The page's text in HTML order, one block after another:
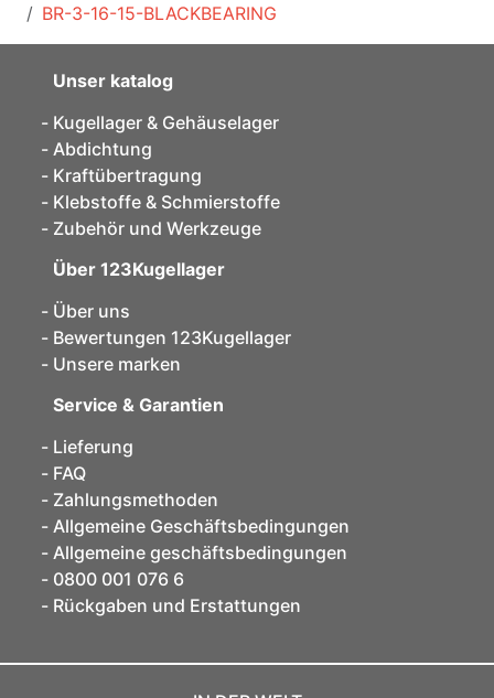
BR-3-16-15-BLACKBEARING
Unser katalog
Kugellager & Gehäuselager
Abdichtung
Kraftübertragung
Klebstoffe & Schmierstoffe
Zubehör und Werkzeuge
Über 123Kugellager
Über uns
Bewertungen 123Kugellager
Unsere marken
Service & Garantien
Lieferung
FAQ
Zahlungsmethoden
Allgemeine Geschäftsbedingungen
Allgemeine geschäftsbedingungen
0800 001 076 6
Rückgaben und Erstattungen